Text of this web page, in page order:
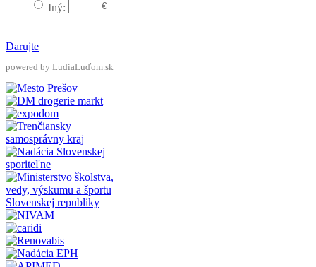
Iný:
Darujte
powered by LudiaLuďom.sk